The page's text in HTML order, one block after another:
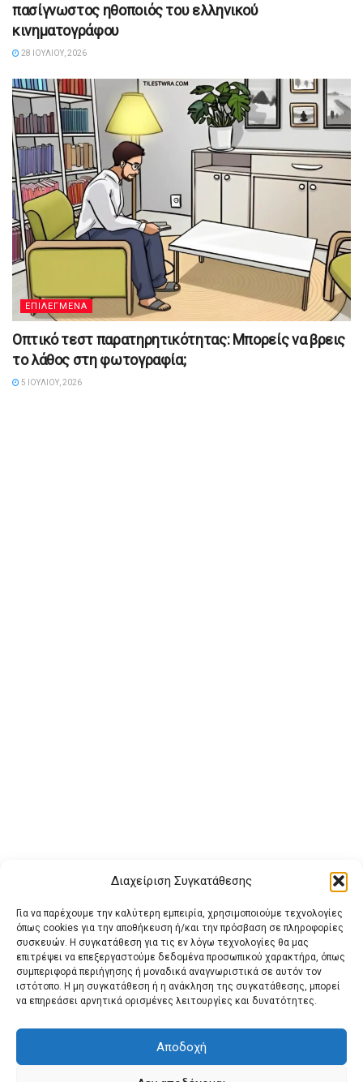
Διαχείριση Συγκατάθεσης
Για να παρέχουμε την καλύτερη εμπειρία, χρησιμοποιούμε τεχνολογίες
όπως cookies για την αποθήκευση ή/και την πρόσβαση σε πληροφορίες
συσκευών. Η συγκατάθεση για τις εν λόγω τεχνολογίες θα μας
επιτρέψει να επεξεργαστούμε δεδομένα προσωπικού χαρακτήρα, όπως
συμπεριφορά περιήγησης ή μοναδικά αναγνωριστικά σε αυτόν τον
ιστότοπο. Η μη συγκατάθεση ή η ανάκληση της συγκατάθεσης, μπορεί
να επηρεάσει αρνητικά ορισμένες λειτουργίες και δυνατότητες.
Αποδοχή
πασίγνωστος ηθοποιός του ελληνικού
κινηματογράφου
28 ΙΟΥΛΊΟΥ, 2026
ΕΠΙΛΕΓΜΕΝΑ
Οπτικό τεστ παρατηρητικότητας: Μπορείς να βρεις
το λάθος στη φωτογραφία;
5 ΙΟΥΛΊΟΥ, 2026
Buy Adspace ΑΡΧΙΚΗ ΕΠΙΚΟΙΝΩΝΙΑ
ΟΡΟΙ ΧΡΗΣΗΣ